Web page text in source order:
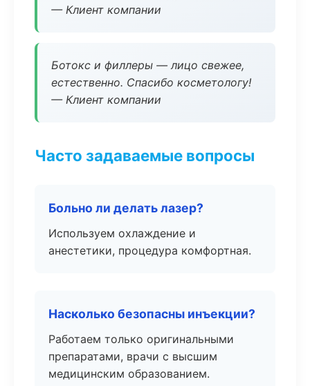
— Клиент компании
Ботокс и филлеры — лицо свежее,
естественно. Спасибо косметологу!
— Клиент компании
Часто задаваемые вопросы
Больно ли делать лазер?
Используем охлаждение и
анестетики, процедура комфортная.
Насколько безопасны инъекции?
Работаем только оригинальными
препаратами, врачи с высшим
медицинским образованием.